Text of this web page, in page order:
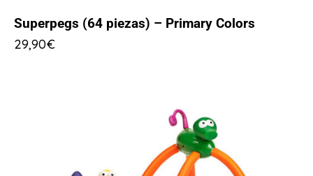
Superpegs (64 piezas) – Primary Colors
29,90€